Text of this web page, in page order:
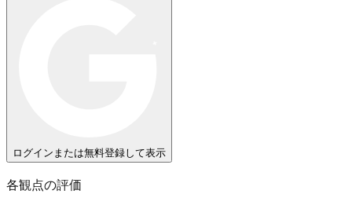
ログインまたは無料登録して表示
各観点の評価